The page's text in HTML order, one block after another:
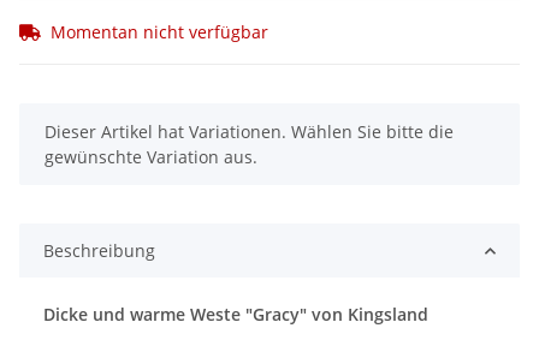
Momentan nicht verfügbar
x
Dieser Artikel hat Variationen. Wählen Sie bitte die
gewünschte Variation aus.
Beschreibung
Dicke und warme Weste "Gracy" von Kingsland